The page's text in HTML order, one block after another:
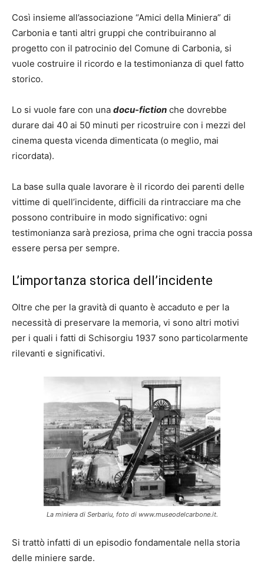
Così insieme all’associazione “Amici della Miniera” di
Carbonia e tanti altri gruppi che contribuiranno al
progetto con il patrocinio del Comune di Carbonia, si
vuole costruire il ricordo e la testimonianza di quel fatto
storico.
Lo si vuole fare con una docu-fiction che dovrebbe
durare dai 40 ai 50 minuti per ricostruire con i mezzi del
cinema questa vicenda dimenticata (o meglio, mai
ricordata).
La base sulla quale lavorare è il ricordo dei parenti delle
vittime di quell’incidente, difficili da rintracciare ma che
possono contribuire in modo significativo: ogni
testimonianza sarà preziosa, prima che ogni traccia possa
essere persa per sempre.
L’importanza storica dell’incidente
Oltre che per la gravità di quanto è accaduto e per la
necessità di preservare la memoria, vi sono altri motivi
per i quali i fatti di Schisorgiu 1937 sono particolarmente
rilevanti e significativi.
La miniera di Serbariu, foto di www.museodelcarbone.it.
Si trattò infatti di un episodio fondamentale nella storia
delle miniere sarde.